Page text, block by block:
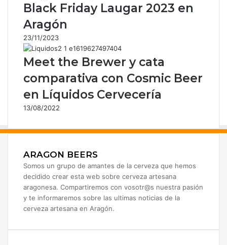
e
c
t
r
ó
n
i
o
Black Friday Laugar 2023 en
Aragón
23/11/2023
Meet the Brewer y cata
comparativa con Cosmic Beer
en Líquidos Cervecería
13/08/2022
ARAGON BEERS
Somos un grupo de amantes de la cerveza que hemos
decidido crear esta web sobre cerveza artesana
aragonesa. Compartiremos con vosotr@s nuestra pasión
y te informaremos sobre las ultimas noticias de la
cerveza artesana en Aragón.